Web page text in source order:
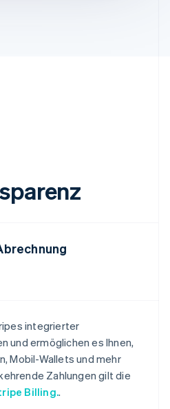
integrierter
und ermöglichen es Ihnen,
Mobil-Wallets und mehr
Zahlungen gilt die
Billing..